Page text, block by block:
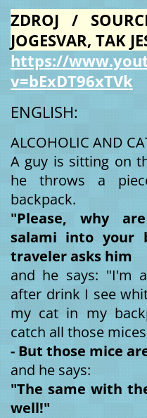
ZDROJ /
JOGESVAR, TAK
https://
v=bExDT96xTVk
ENGLISH:
ALCOHOLIC AND
A guy is sitting on
he throws a
backpack.
"Please, why
salami into your
traveler asks him
and he says: "I'm
after drink I see
my cat in my
catch all those
- But those mice
and he says:
"The same with
well!"